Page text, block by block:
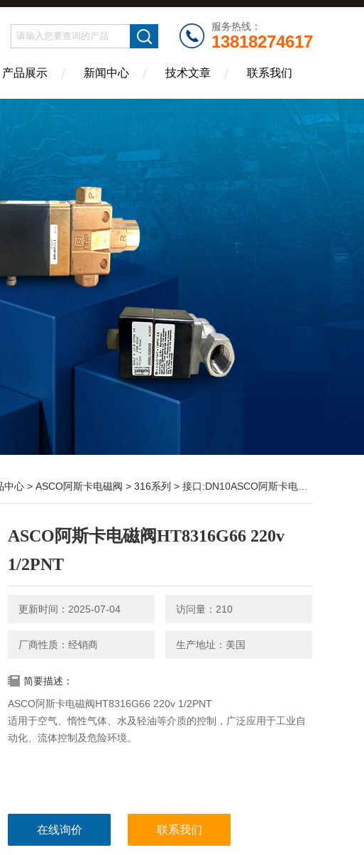
服务热线：
13818274617
产品展示 新闻中心 技术文章 联系我们
中心 > ASCO阿斯卡电磁阀 > 316系列 > 接口:DN10ASCO阿斯卡电磁阀HT8316G66 220v 1/2PNT
ASCO阿斯卡电磁阀HT8316G66 220v
1/2PNT
更新时间：2025-07-04 访问量：210
厂商性质：经销商 生产地址：美国
简要描述：
ASCO阿斯卡电磁阀HT8316G66 220v 1/2PNT
适用于空气、惰性气体、水及轻油等介质的控制，广泛应用于工业自
动化、流体控制及危险环境。
在线询价 联系我们